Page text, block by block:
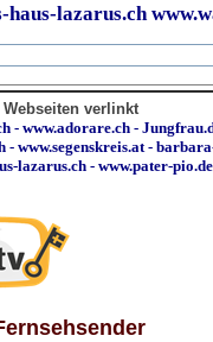
haus-lazarus.ch
verlinkt
- www.adorare.ch -
- www.segenskreis.at-
lazarus.ch - www.pater-pio.de